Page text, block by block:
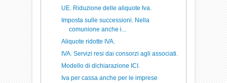
UE. Riduzione delle aliquote Iva.
Imposta sulle successioni. Nella
comunione anche i...
Aliquote ridotte IVA.
IVA. Servizi resi dai consorzi agli associati.
Modello di dichiarazione ICI.
Iva per cassa anche per le imprese